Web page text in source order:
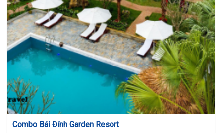
Combo Bái Đính Garden Resort